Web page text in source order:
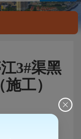
3#渠黑
工）